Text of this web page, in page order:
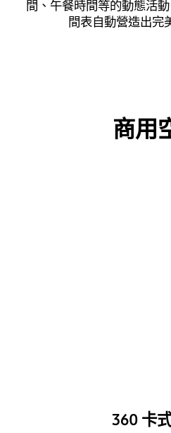
間、午餐時間等的動態活
間表自動營造出完
商用
360 卡